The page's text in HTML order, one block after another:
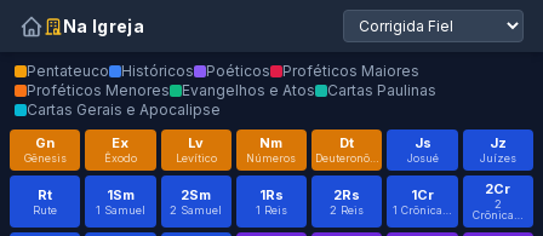
Na Igreja
Pentateuco Históricos Poéticos
Proféticos Maiores
Proféticos Menores
Evangelhos e Atos
Cartas Paulinas
Cartas Gerais e Apocalipse
Gn
Gênesis
Ex
Êxodo
Lv
Levítico
Nm
Números
Dt
Deuteronô…
Js
Josué
Jz
Juízes
Rt
Rute
1Sm
1 Samuel
2Sm
2 Samuel
1Rs
1 Reis
2Rs
2 Reis
1Cr
1 Crônica…
2Cr
2
Crônica…